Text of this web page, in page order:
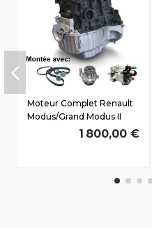
Moteur Complet Renault
Modus/Grand Modus II
Dès 2008 1.5 D dCi1 800,00 €